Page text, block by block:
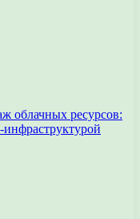
облачных ресурсов: